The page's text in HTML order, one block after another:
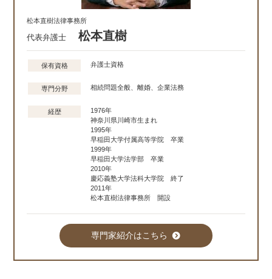
松本直樹法律事務所
代表弁護士 松本直樹
保有資格 弁護士資格
専門分野 相続問題全般、離婚、企業法務
経歴
1976年
神奈川県川崎市生まれ
1995年
早稲田大学付属高等学院 卒業
1999年
早稲田大学法学部 卒業
2010年
慶応義塾大学法科大学院 終了
2011年
松本直樹法律事務所 開設
専門家紹介はこちら